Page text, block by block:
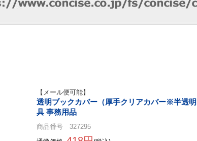
【メール便可能】
透明ブックカバー（厚手クリアカバー※半透
具 事務用品
商品番号 327295